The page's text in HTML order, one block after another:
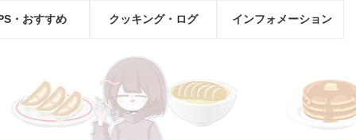
・おすすめ クッキング・ログ インフォメーション